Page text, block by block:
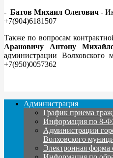
- Батов Михаил Олегович -
+7(904)6181507
Также по вопросам
Арановичу Антону
администрации Волховского
+7(950)0057362
Администрация
График приема
Информация по 8-
Администрации
Волховского
Электронная форма